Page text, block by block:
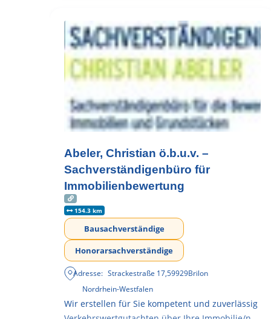
Abeler, Christian ö.b.u.v. –
Sachverständigenbüro für
Immobilienbewertung
154.3 km
Bausachverständige
Honorarsachverständige
Adresse: Strackestraße 17,59929Brilon
Nordrhein-Westfalen
Wir erstellen für Sie kompetent und zuverlässig